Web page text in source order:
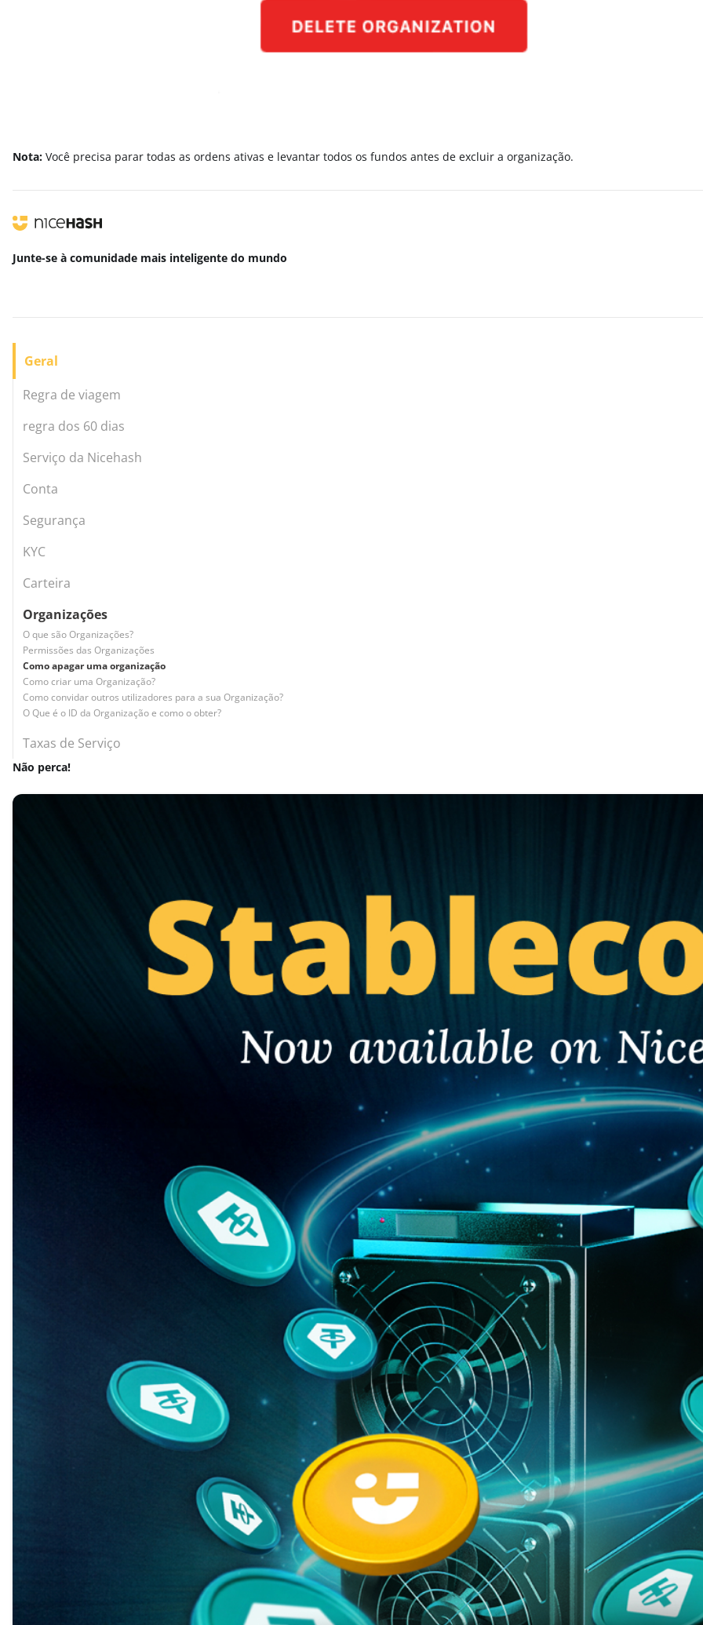
Nota: Você precisa parar todas as ordens ativas e levantar todos os fundos antes de excluir a organização.
Junte-se à comunidade mais inteligente do mundo
Geral
Regra de viagem
regra dos 60 dias
Serviço da Nicehash
Conta
Segurança
KYC
Carteira
Organizações
O que são Organizações?
Permissões das Organizações
Como apagar uma organização
Como criar uma Organização?
Como convidar outros utilizadores para a sua Organização?
O Que é o ID da Organização e como o obter?
Taxas de Serviço
Não perca!